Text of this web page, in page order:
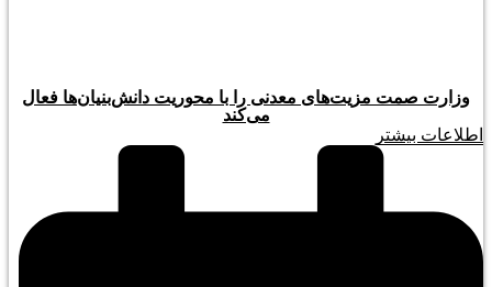
وزارت صمت مزیت‌های معدنی را با محوریت دانش‌بنیان‌ها فعال
می‌کند
اطلاعات بیشتر